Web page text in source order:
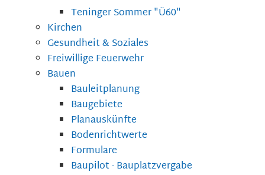
Teninger Sommer "Ü60"
Kirchen
Gesundheit & Soziales
Freiwillige Feuerwehr
Bauen
Bauleitplanung
Baugebiete
Planauskünfte
Bodenrichtwerte
Formulare
Baupilot - Bauplatzvergabe